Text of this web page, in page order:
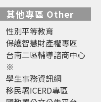
其他專區 Other
性別平等教育
保護智慧財產權專區
台南二區輔導諮商中心
※
學生事務資訊網
移民署ICERD專區